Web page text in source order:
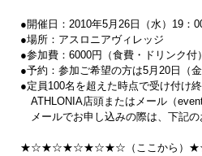
●開催日：2010年5月26日（水）19：
●場所：アスロニアヴィレッジ
●参加費：6000円（食費・ドリンク
●予約：参加ご希望の方は5月20日（
●定員100名を超えた時点で受け付け
ATHLONIA店頭またはメール（
メールでお申し込みの際は、下記
★☆★☆★☆★☆★☆（ここから